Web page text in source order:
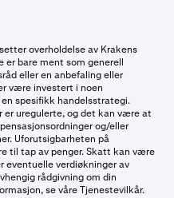
overholdelse av Krakens
er bare ment som generell
eller en anbefaling eller
være investert i noen
spesifikk handelsstrategi.
uregulerte, og det kan være at
og/eller
Uforutsigbarheten på
til tap av penger. Skatt kan være
eventuelle verdiøkninger av
rådgivning om din
se våre Tjenestevilkår.